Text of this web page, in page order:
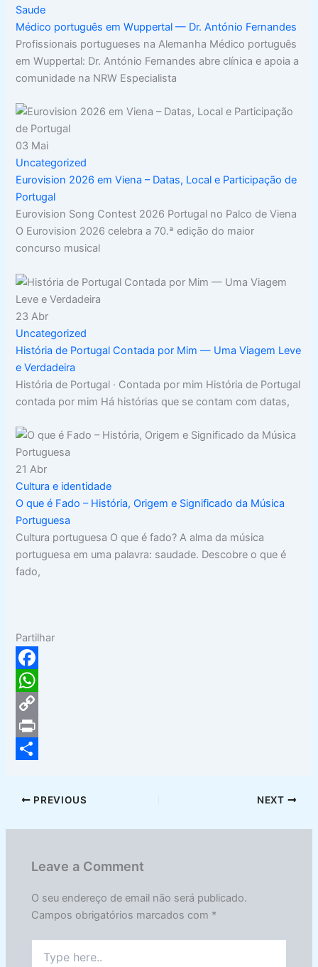
Saude
Médico português em Wuppertal — Dr. António Fernandes
Profissionais portugueses na Alemanha Médico português
em Wuppertal: Dr. António Fernandes abre clínica e apoia a
comunidade na NRW Especialista
03 Mai
Uncategorized
Eurovision 2026 em Viena – Datas, Local e Participação de
Portugal
Eurovision Song Contest 2026 Portugal no Palco de Viena
O Eurovision 2026 celebra a 70.ª edição do maior
concurso musical
23 Abr
Uncategorized
História de Portugal Contada por Mim — Uma Viagem Leve
e Verdadeira
História de Portugal · Contada por mim História de Portugal
contada por mim Há histórias que se contam com datas,
21 Abr
Cultura e identidade
O que é Fado – História, Origem e Significado da Música
Portuguesa
Cultura portuguesa O que é fado? A alma da música
portuguesa em uma palavra: saudade. Descobre o que é
fado,
Partilhar
F
a
c
e
W
h
a
C
oP
PREVIOUS NEXT
Leave a Comment
O seu endereço de email não será publicado.
Campos obrigatórios marcados com *
here..